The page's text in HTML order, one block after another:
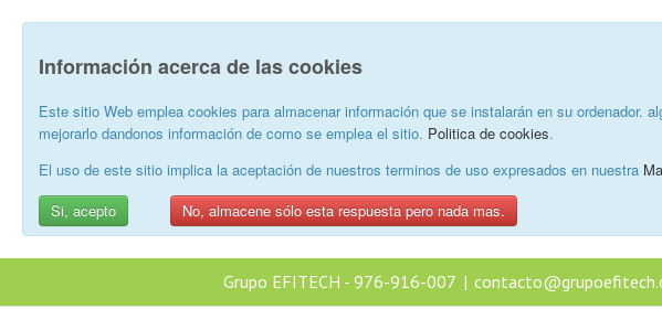
Información acerca de las cookies
Este sitio Web emplea cookies para almacenar información que se instalarán en su
mejorarlo dandonos información de como se emplea el sitio. Politica de cookies.
El uso de este sitio implica la aceptación de nuestros terminos de uso expresados en nuestra
Si, acepto
No, almacene sólo esta respuesta pero nada mas.
Grupo EFITECH - 976-916-007 |